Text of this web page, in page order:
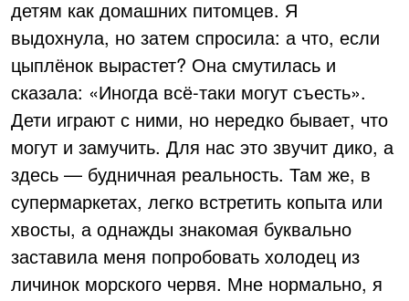
детям как домашних питомцев. Я
выдохнула, но затем спросила: а что, если
цыплёнок вырастет? Она смутилась и
сказала: «Иногда всё-таки могут съесть».
Дети играют с ними, но нередко бывает, что
могут и замучить. Для нас это звучит дико, а
здесь — будничная реальность. Там же, в
супермаркетах, легко встретить копыта или
хвосты, а однажды знакомая буквально
заставила меня попробовать холодец из
личинок морского червя. Мне нормально, я